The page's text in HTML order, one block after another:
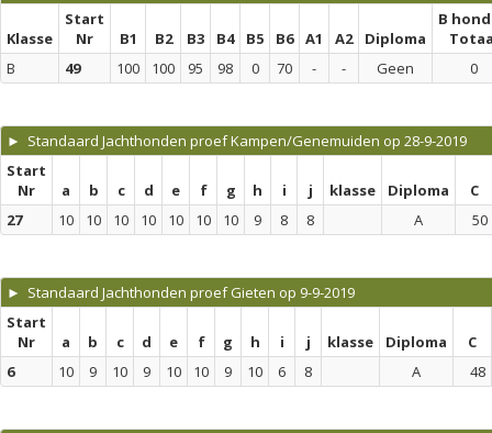
Klasse
Start
Nr
B1 B2 B3 B4 B5 B6 A1 A2 Diploma
B
B
49 100 100 95 98 0 70 - - Geen 0
► Standaard Jachthonden proef Kampen/Genemuiden op 28-9-2019
Start
Nr
a b c d e f g h i j klasse Diploma
C
27
10 10 10 10 10 10 10 9 8 8 A 50
► Standaard Jachthonden proef Gieten op 9-9-2019
Start
Nr
a b c d e f g h i j klasse Diploma
C
6
10 9 10 9 10 10 9 10 6 8 A 48